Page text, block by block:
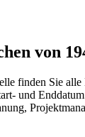
von
finden Sie
und